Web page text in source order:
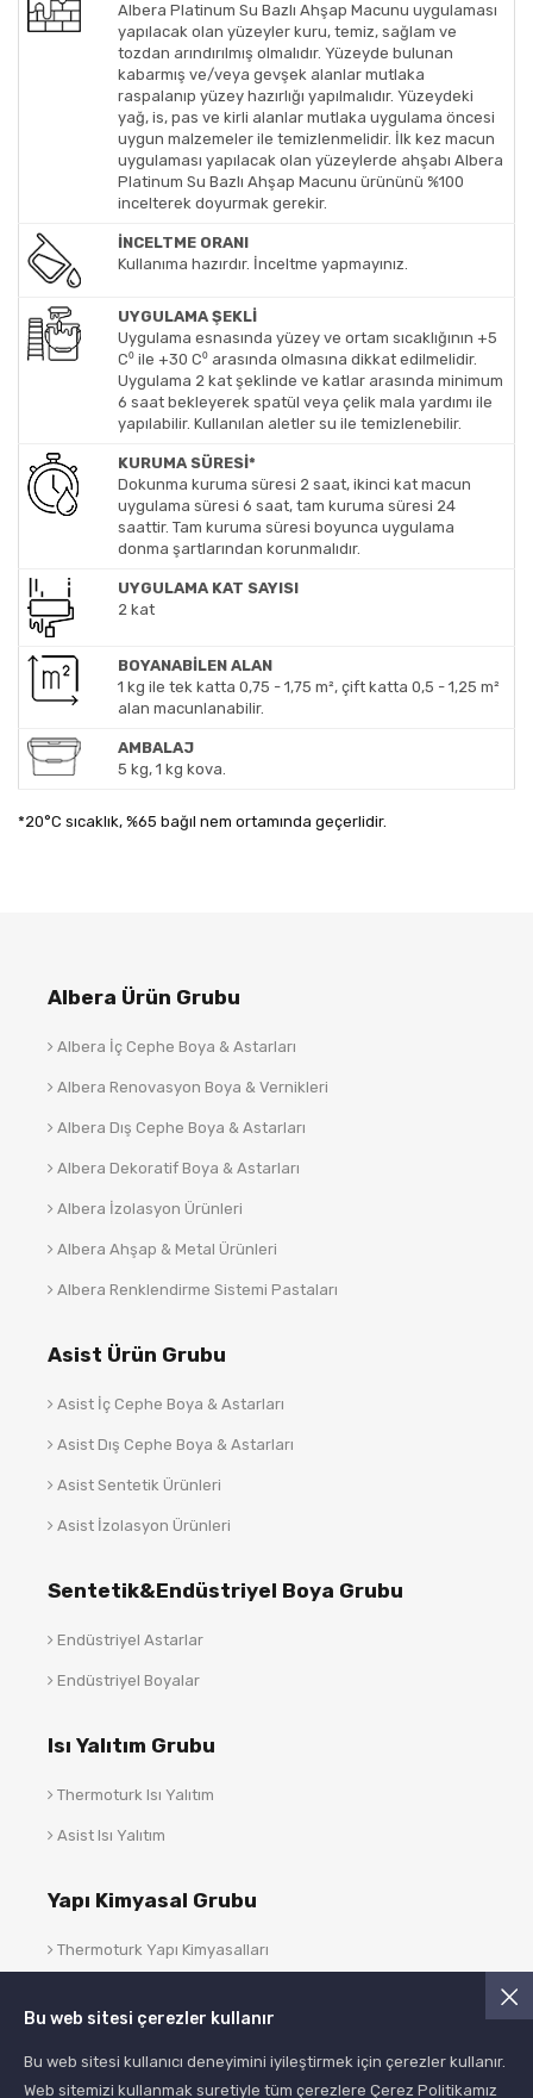
Albera Platinum Su Bazlı Ahşap Macunu uygulaması
yapılacak olan yüzeyler kuru, temiz, sağlam ve
tozdan arındırılmış olmalıdır. Yüzeyde bulunan
kabarmış ve/veya gevşek alanlar mutlaka
raspalanıp yüzey hazırlığı yapılmalıdır. Yüzeydeki
yağ, is, pas ve kirli alanlar mutlaka uygulama öncesi
uygun malzemeler ile temizlenmelidir. İlk kez macun
uygulaması yapılacak olan yüzeylerde ahşabı Albera
Platinum Su Bazlı Ahşap Macunu ürününü %100
incelterek doyurmak gerekir.
İNCELTME ORANI
Kullanıma hazırdır. İnceltme yapmayınız.
UYGULAMA ŞEKLİ
Uygulama esnasında yüzey ve ortam sıcaklığının +5
C⁰ ile +30 C⁰ arasında olmasına dikkat edilmelidir.
Uygulama 2 kat şeklinde ve katlar arasında minimum
6 saat bekleyerek spatül veya çelik mala yardımı ile
yapılabilir. Kullanılan aletler su ile temizlenebilir.
KURUMA SÜRESİ*
Dokunma kuruma süresi 2 saat, ikinci kat macun
uygulama süresi 6 saat, tam kuruma süresi 24
saattir. Tam kuruma süresi boyunca uygulama
donma şartlarından korunmalıdır.
UYGULAMA KAT SAYISI
2 kat
BOYANABİLEN ALAN
1 kg ile tek katta 0,75 - 1,75 m², çift katta 0,5 - 1,25 m²
alan macunlanabilir.
AMBALAJ
5 kg, 1 kg kova.
*20°C sıcaklık, %65 bağıl nem ortamında geçerlidir.
Albera Ürün Grubu
Albera İç Cephe Boya & Astarları
Albera Renovasyon Boya & Vernikleri
Albera Dış Cephe Boya & Astarları
Albera Dekoratif Boya & Astarları
Albera İzolasyon Ürünleri
Albera Ahşap & Metal Ürünleri
Albera Renklendirme Sistemi Pastaları
Asist Ürün Grubu
Asist İç Cephe Boya & Astarları
Asist Dış Cephe Boya & Astarları
Asist Sentetik Ürünleri
Asist İzolasyon Ürünleri
Sentetik&Endüstriyel Boya Grubu
Endüstriyel Astarlar
Endüstriyel Boyalar
Isı Yalıtım Grubu
Thermoturk Isı Yalıtım
Asist Isı Yalıtım
Yapı Kimyasal Grubu
Thermoturk Yapı Kimyasalları
Blog
Bu web sitesi çerezler kullanır
Bu web sitesi kullanıcı deneyimini iyileştirmek için çerezler kullanır.
Web sitemizi kullanmak suretiyle tüm çerezlere Çerez Politikamız